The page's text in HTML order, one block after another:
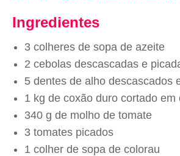
Ingredientes
3 colheres de sopa de azeite
2 cebolas descascadas e
5 dentes de alho descascados
1 kg de coxão duro cortado em
340 g de molho de tomate
3 tomates picados
1 colher de sopa de colorau